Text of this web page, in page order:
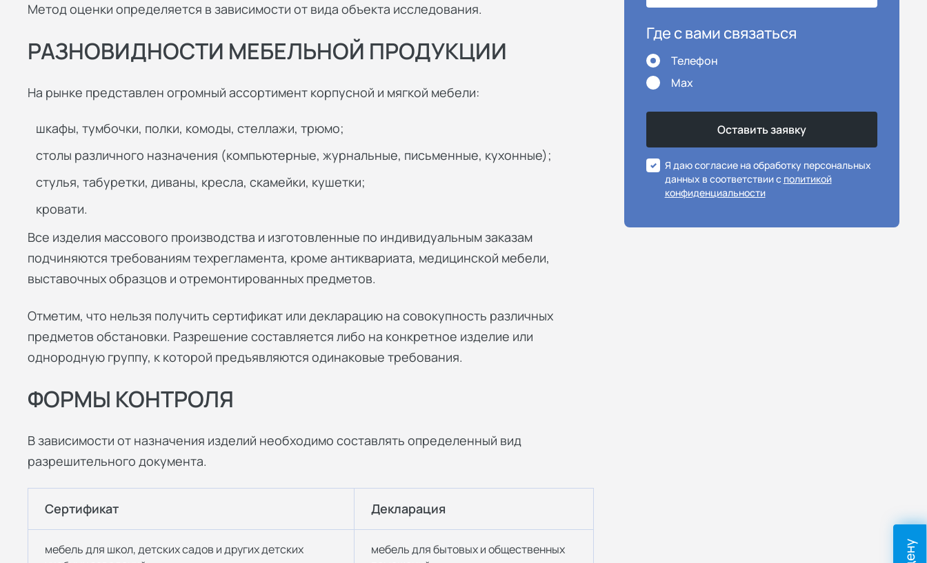
Метод оценки определяется в зависимости от вида объекта исследования.
РАЗНОВИДНОСТИ МЕБЕЛЬНОЙ ПРОДУКЦИИ
На рынке представлен огромный ассортимент корпусной и мягкой мебели:
шкафы, тумбочки, полки, комоды, стеллажи, трюмо;
столы различного назначения (компьютерные, журнальные, письменные, кухонные);
стулья, табуретки, диваны, кресла, скамейки, кушетки;
кровати.
Все изделия массового производства и изготовленные по индивидуальным заказам
подчиняются требованиям техрегламента, кроме антиквариата, медицинской мебели,
выставочных образцов и отремонтированных предметов.
Отметим, что нельзя получить сертификат или декларацию на совокупность различных
предметов обстановки. Разрешение составляется либо на конкретное изделие или
однородную группу, к которой предъявляются одинаковые требования.
ФОРМЫ КОНТРОЛЯ
В зависимости от назначения изделий необходимо составлять определенный вид
разрешительного документа.
Сертификат Декларация
мебель для школ, детских садов и других детских
мебель для бытовых и общественных
Где с вами связаться
Телефон
Max
Я даю согласие на обработку персональных
данных в соответствии с политикой
конфиденциальности